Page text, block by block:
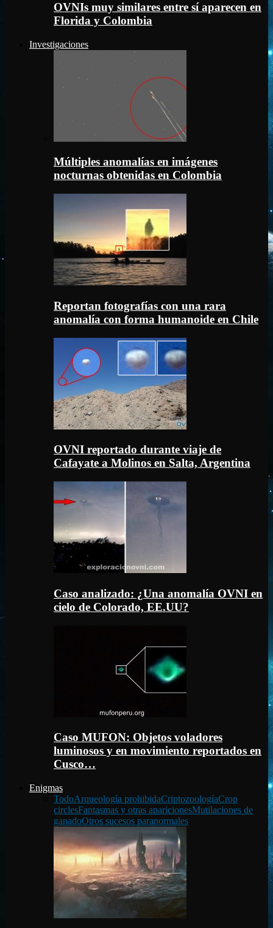
OVNIs muy similares entre sí aparecen en
Florida y Colombia
Investigaciones
Múltiples anomalías en imágenes
nocturnas obtenidas en Colombia
Reportan fotografías con una rara
anomalía con forma humanoide en Chile
OVNI reportado durante viaje de
Cafayate a Molinos en Salta, Argentina
Caso analizado: ¿Una anomalía OVNI en
cielo de Colorado, EE.UU?
Caso MUFON: Objetos voladores
luminosos y en movimiento reportados en
Cusco…
Enigmas
TodoArqueología prohibidaCriptozoologíaCrop
circlesFantasmas y otras aparicionesMutilaciones de
ganadoOtros sucesos paranormales